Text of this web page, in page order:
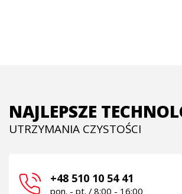
NAJLEPSZE
UTRZYMANIA CZYSTOŚCI
+48 510 10 54 41
pon. - pt. / 8:00 - 16:00